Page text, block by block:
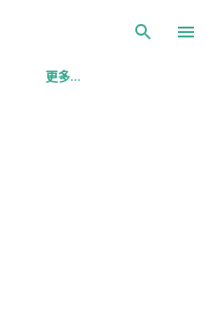
更多…